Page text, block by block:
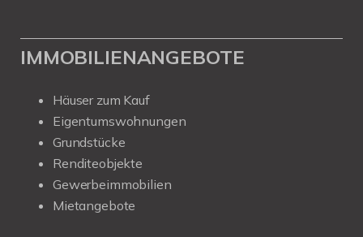
IMMOBILIENANGEBOTE
Häuser zum Kauf
Eigentumswohnungen
Grundstücke
Renditeobjekte
Gewerbeimmobilien
Mietangebote